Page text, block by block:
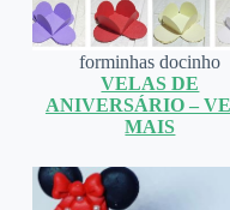
forminhas docinho
VELAS DE
ANIVERSÁRIO –
MAIS